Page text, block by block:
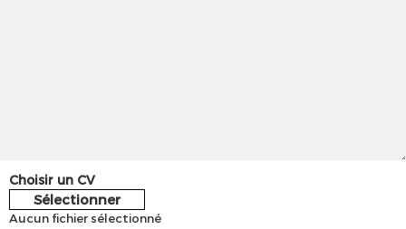
Choisir un CV
Sélectionner
Aucun fichier sélectionné